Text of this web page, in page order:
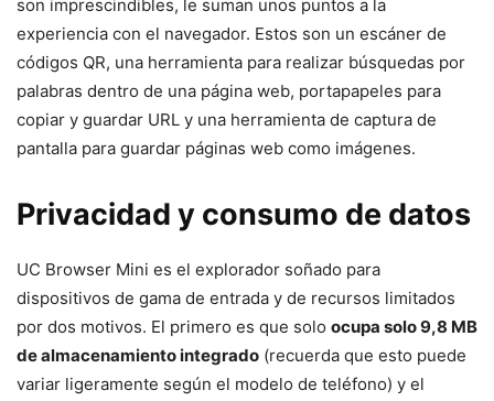
son imprescindibles, le suman unos puntos a la
experiencia con el navegador. Estos son un escáner de
códigos QR, una herramienta para realizar búsquedas por
palabras dentro de una página web, portapapeles para
copiar y guardar URL y una herramienta de captura de
pantalla para guardar páginas web como imágenes.
Privacidad y consumo de datos
UC Browser Mini es el explorador soñado para
dispositivos de gama de entrada y de recursos limitados
por dos motivos. El primero es que solo ocupa solo 9,8 MB
de almacenamiento integrado (recuerda que esto puede
variar ligeramente según el modelo de teléfono) y el